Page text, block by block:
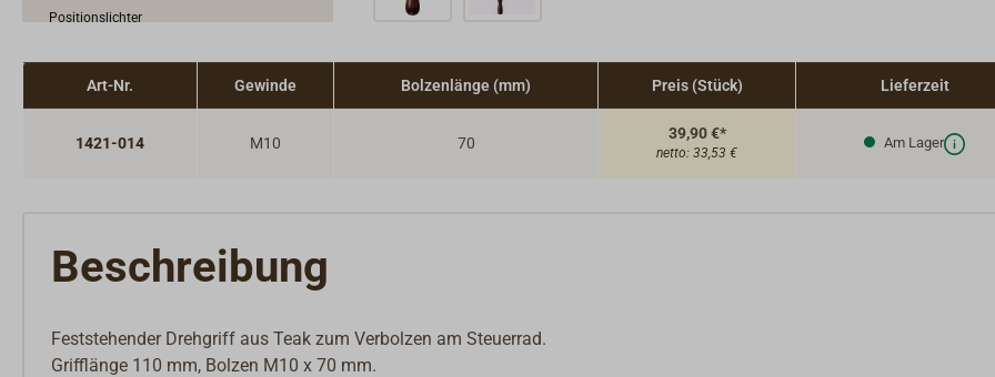
Positionslichter
Art-Nr. Gewinde Bolzenlänge (mm) Preis (Stück) Lieferzeit
1421-014 M10 70
39,90 €*
netto: 33,53 €
Am Lager
Beschreibung
Feststehender Drehgriff aus Teak zum Verbolzen am Steuerrad.
Grifflänge 110 mm, Bolzen M10 x 70 mm.